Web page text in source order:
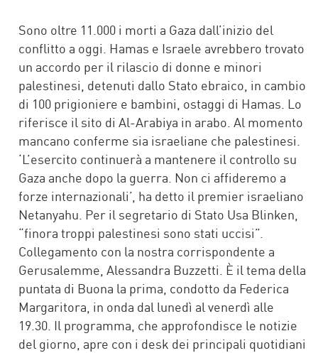
Sono oltre 11.000 i morti a Gaza dall’inizio del
conflitto a oggi. Hamas e Israele avrebbero trovato
un accordo per il rilascio di donne e minori
palestinesi, detenuti dallo Stato ebraico, in cambio
di 100 prigioniere e bambini, ostaggi di Hamas. Lo
riferisce il sito di Al-Arabiya in arabo. Al momento
mancano conferme sia israeliane che palestinesi.
‘L’esercito continuerà a mantenere il controllo su
Gaza anche dopo la guerra. Non ci affideremo a
forze internazionali’, ha detto il premier israeliano
Netanyahu. Per il segretario di Stato Usa Blinken,
“finora troppi palestinesi sono stati uccisi”.
Collegamento con la nostra corrispondente a
Gerusalemme, Alessandra Buzzetti. È il tema della
puntata di Buona la prima, condotto da Federica
Margaritora, in onda dal lunedì al venerdì alle
19.30. Il programma, che approfondisce le notizie
del giorno, apre con i desk dei principali quotidiani